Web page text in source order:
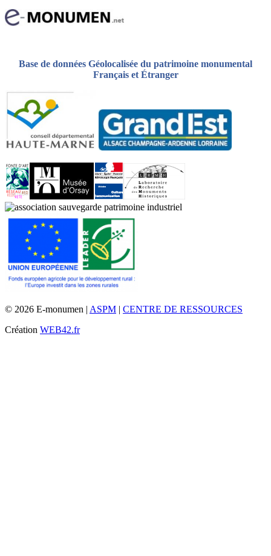
Base de données Géolocalisée du patrimoine monumental
Français et Étranger
© 2026 E-monumen | ASPM | CENTRE DE RESSOURCES
Création WEB42.fr